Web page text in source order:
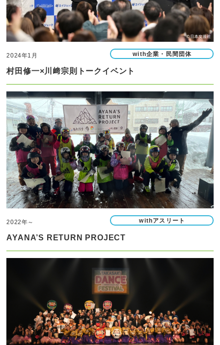
2024年1月 with企業・民間団体
村田修一×川﨑宗則トークイベント
2022年～ withアスリート
AYANA’S RETURN PROJECT